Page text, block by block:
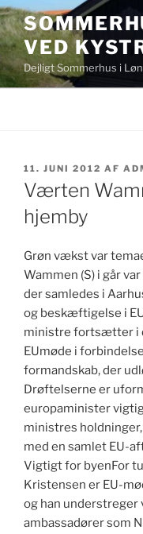
Videre
til
indholdVED
Dejligt Sommerhus i
UDGIVET
DEN
11. JUNI 2012 AF
Værten
hjemby
Grøn vækst var
Wammen (S) i går
der samledes i
og beskæftigelse i
ministre fortsætter i
EUmøde i
formandskab, der
Drøftelserne er
europaminister
ministres
med en samlet EU-
Vigtigt for byenFor
Kristensen er EU-
og han understreger
ambassadører som